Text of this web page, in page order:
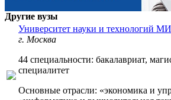
Другие вузы
Университет науки и технологий
г. Москва
44 специальности: бакалавриат,
специалитет
Основные отрасли: «экономика и